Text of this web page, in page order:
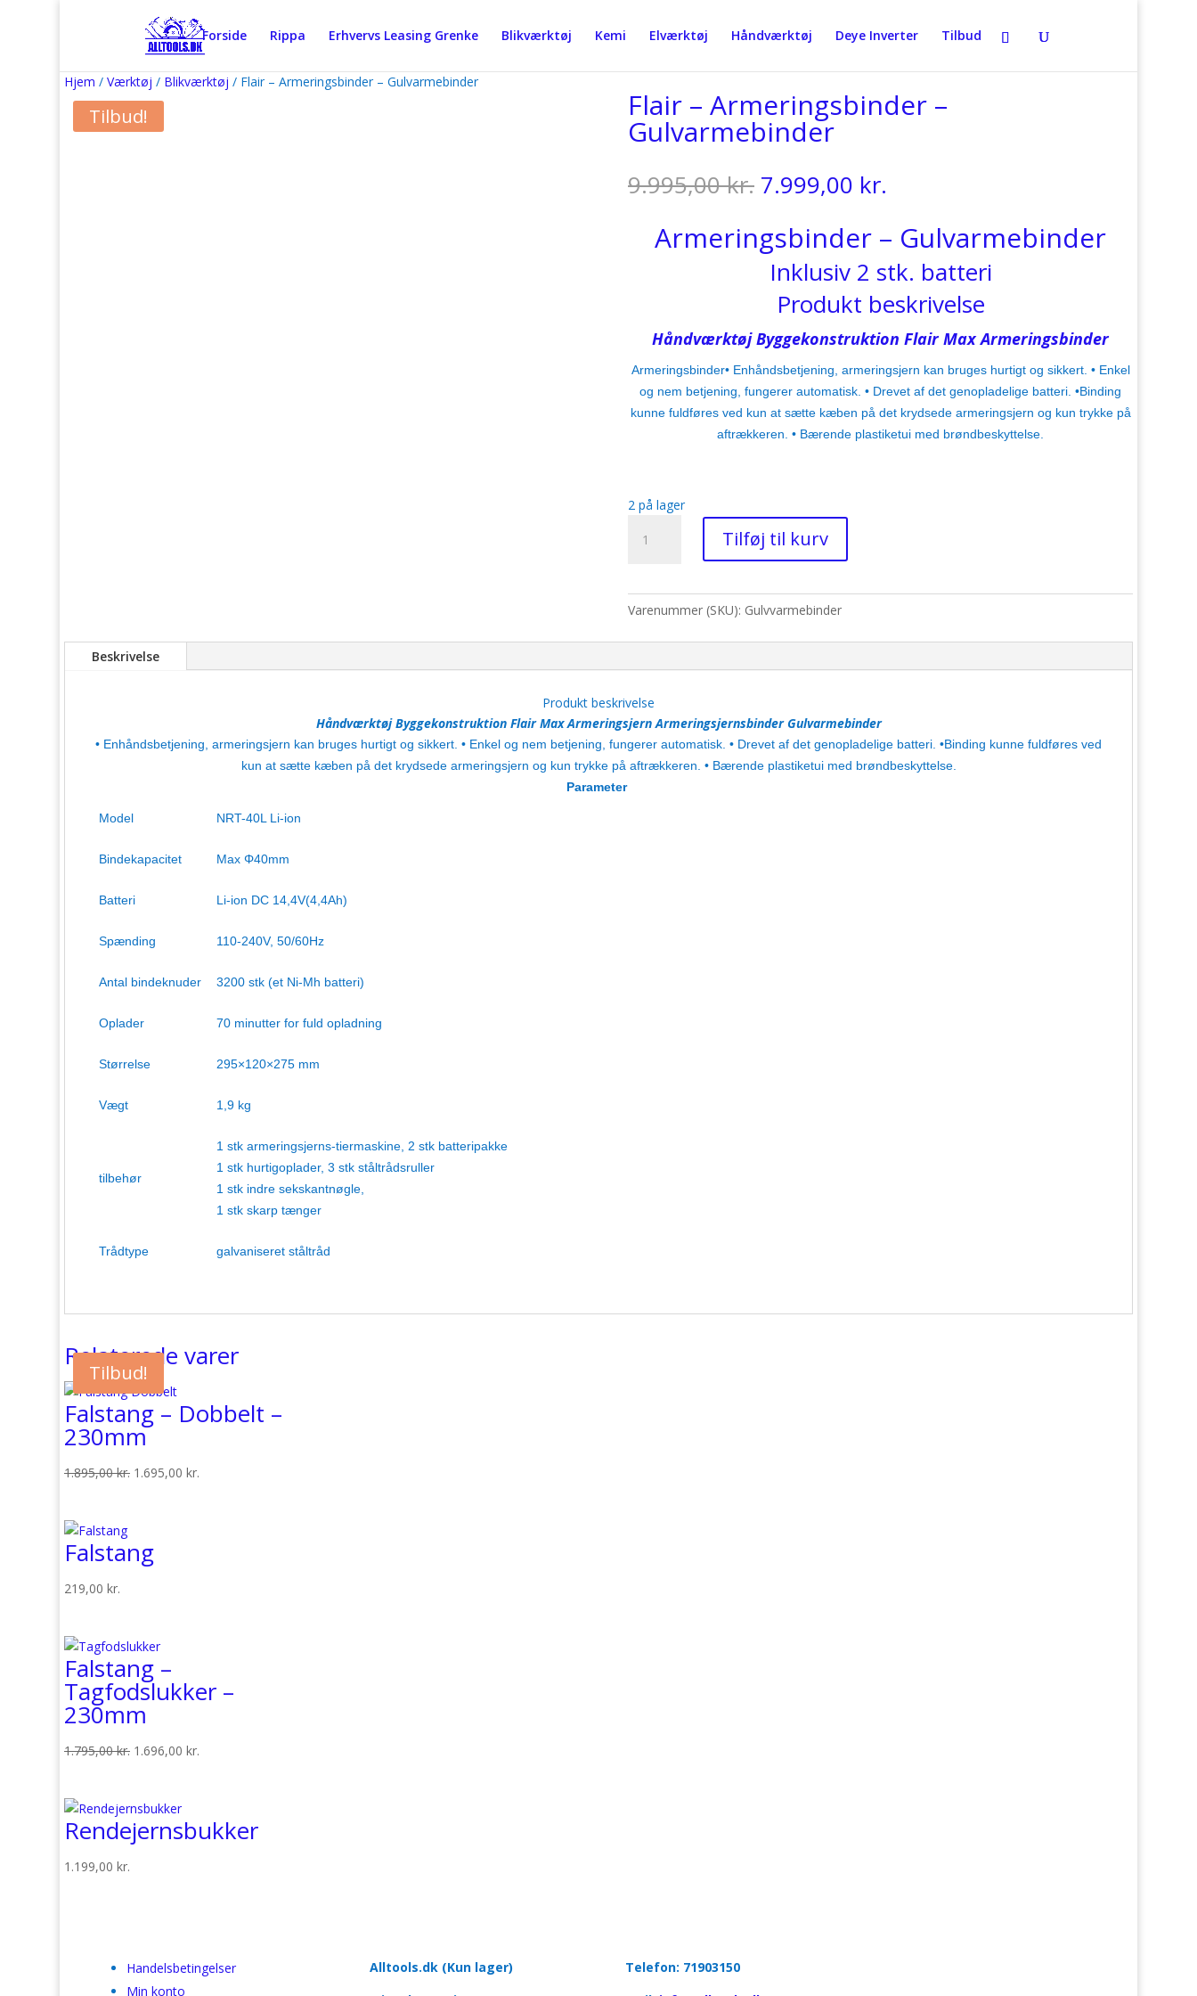
Forside Rippa Erhvervs Leasing Grenke Blikværktøj Kemi Elværktøj Håndværktøj Deye Inverter Tilbud
Hjem / Værktøj / Blikværktøj / Flair – Armeringsbinder – Gulvarmebinder
Tilbud! Flair – Armeringsbinder –
Gulvarmebinder
9.995,00kr. Den
oprindelige
pris
var:
9.995,00 kr..
7.999,00 kr.
pris
er:
7.999,00 kr..
Armeringsbinder – Gulvarmebinder
Inklusiv 2 stk. batteri
Produkt beskrivelse
Håndværktøj Byggekonstruktion Flair Max Armeringsbinder
Armeringsbinder• Enhåndsbetjening, armeringsjern kan bruges hurtigt og sikkert. • Enkel
og nem betjening, fungerer automatisk. • Drevet af det genopladelige batteri. •Binding
kunne fuldføres ved kun at sætte kæben på det krydsede armeringsjern og kun trykke på
aftrækkeren. • Bærende plastiketui med brøndbeskyttelse.
2 på lager
Armeringsbinder
Gulvarmebinder
Tilføj til kurv
Varenummer (SKU): Gulvvarmebinder
Beskrivelse
Produkt beskrivelse
Håndværktøj Byggekonstruktion Flair Max Armeringsjern Armeringsjernsbinder Gulvarmebinder
• Enhåndsbetjening, armeringsjern kan bruges hurtigt og sikkert. • Enkel og nem betjening, fungerer automatisk. • Drevet af det genopladelige batteri. •Binding kunne fuldføres ved
kun at sætte kæben på det krydsede armeringsjern og kun trykke på aftrækkeren. • Bærende plastiketui med brøndbeskyttelse.
Parameter
Model NRT-40L Li-ion
Bindekapacitet Max Φ40mm
Batteri Li-ion DC 14,4V(4,4Ah)
Spænding 110-240V, 50/60Hz
Antal bindeknuder 3200 stk (et Ni-Mh batteri)
Oplader 70 minutter for fuld opladning
Størrelse 295×120×275 mm
Vægt 1,9 kg
tilbehør
1 stk armeringsjerns-tiermaskine, 2 stk batteripakke
1 stk hurtigoplader, 3 stk ståltrådsruller
1 stk indre sekskantnøgle,
1 stk skarp tænger
Trådtype galvaniseret ståltråd
Relaterede varer
Tilbud!
Falstang – Dobbelt –
230mm
1.895,00kr. Den
1.895,00 kr..
1.695,00 kr.
Falstang
219,00 kr.
Tilbud!
Falstang –
Tagfodslukker –
230mm
1.795,00kr. Den
var:
1.795,00 kr..
1.696,00 kr.
1.696,00 kr..
Rendejernsbukker
1.199,00 kr.
Handelsbetingelser
Min konto
Alltools.dk (Kun lager)
Telefon: 71903150